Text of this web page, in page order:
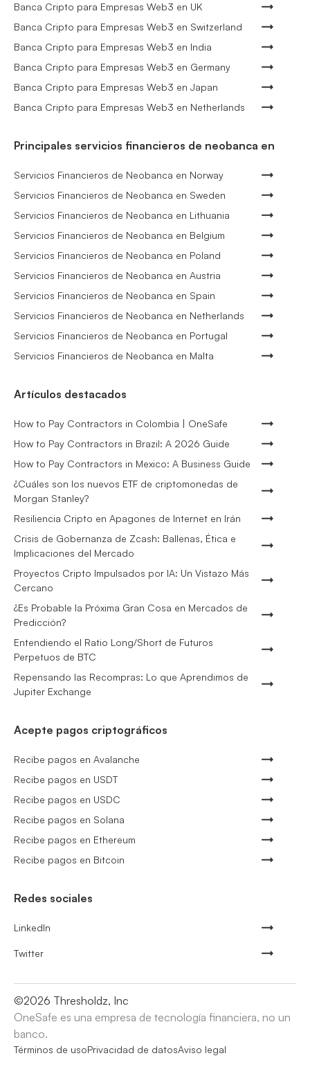
Banca Cripto para Empresas Web3 en UK
Banca Cripto para Empresas Web3 en Switzerland
Banca Cripto para Empresas Web3 en India
Banca Cripto para Empresas Web3 en Germany
Banca Cripto para Empresas Web3 en Japan
Banca Cripto para Empresas Web3 en Netherlands
Principales servicios financieros de neobanca en
Servicios Financieros de Neobanca en Norway
Servicios Financieros de Neobanca en Sweden
Servicios Financieros de Neobanca en Lithuania
Servicios Financieros de Neobanca en Belgium
Servicios Financieros de Neobanca en Poland
Servicios Financieros de Neobanca en Austria
Servicios Financieros de Neobanca en Spain
Servicios Financieros de Neobanca en Netherlands
Servicios Financieros de Neobanca en Portugal
Servicios Financieros de Neobanca en Malta
Artículos destacados
How to Pay Contractors in Colombia | OneSafe
How to Pay Contractors in Brazil: A 2026 Guide
How to Pay Contractors in Mexico: A Business Guide
¿Cuáles son los nuevos ETF de criptomonedas de
Morgan Stanley?
Resiliencia Cripto en Apagones de Internet en Irán
Crisis de Gobernanza de Zcash: Ballenas, Ética e
Implicaciones del Mercado
Proyectos Cripto Impulsados por IA: Un Vistazo Más
Cercano
¿Es Probable la Próxima Gran Cosa en Mercados de
Predicción?
Entendiendo el Ratio Long/Short de Futuros
Perpetuos de BTC
Repensando las Recompras: Lo que Aprendimos de
Jupiter Exchange
Acepte pagos criptográficos
Recibe pagos en Avalanche
Recibe pagos en USDT
Recibe pagos en USDC
Recibe pagos en Solana
Recibe pagos en Ethereum
Recibe pagos en Bitcoin
Redes sociales
LinkedIn
Twitter
©2026 Thresholdz, Inc
OneSafe es una empresa de tecnología financiera, no un
banco.
Términos de usoPrivacidad de datosAviso legal